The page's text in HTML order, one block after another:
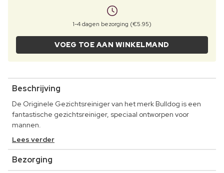
1-4 dagen bezorging (€5.95)
VOEG TOE AAN WINKELMAND
Beschrijving
De Originele Gezichtsreiniger van het merk Bulldog is een
fantastische gezichtsreiniger, speciaal ontworpen voor
mannen.
Lees verder
Bezorging